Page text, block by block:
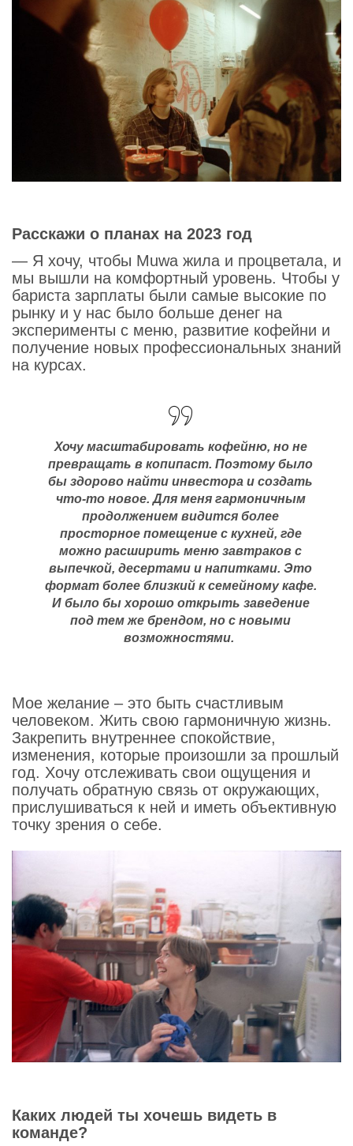
Расскажи о планах на 2023 год
— Я хочу, чтобы Muwa жила и процветала, и
мы вышли на комфортный уровень. Чтобы у
бариста зарплаты были самые высокие по
рынку и у нас было больше денег на
эксперименты с меню, развитие кофейни и
получение новых профессиональных знаний
на курсах.
Хочу масштабировать кофейню, но не
превращать в копипаст. Поэтому было
бы здорово найти инвестора и создать
что-то новое. Для меня гармоничным
продолжением видится более
просторное помещение с кухней, где
можно расширить меню завтраков с
выпечкой, десертами и напитками. Это
формат более близкий к семейному кафе.
И было бы хорошо открыть заведение
под тем же брендом, но с новыми
возможностями.
Мое желание – это быть счастливым
человеком. Жить свою гармоничную жизнь.
Закрепить внутреннее спокойствие,
изменения, которые произошли за прошлый
год. Хочу отслеживать свои ощущения и
получать обратную связь от окружающих,
прислушиваться к ней и иметь объективную
точку зрения о себе.
Каких людей ты хочешь видеть в
команде?